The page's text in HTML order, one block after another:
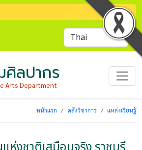
ศิลปากร
Arts Department
หน้าแรก คลังวิชาการ แหล่งเรียนรู้